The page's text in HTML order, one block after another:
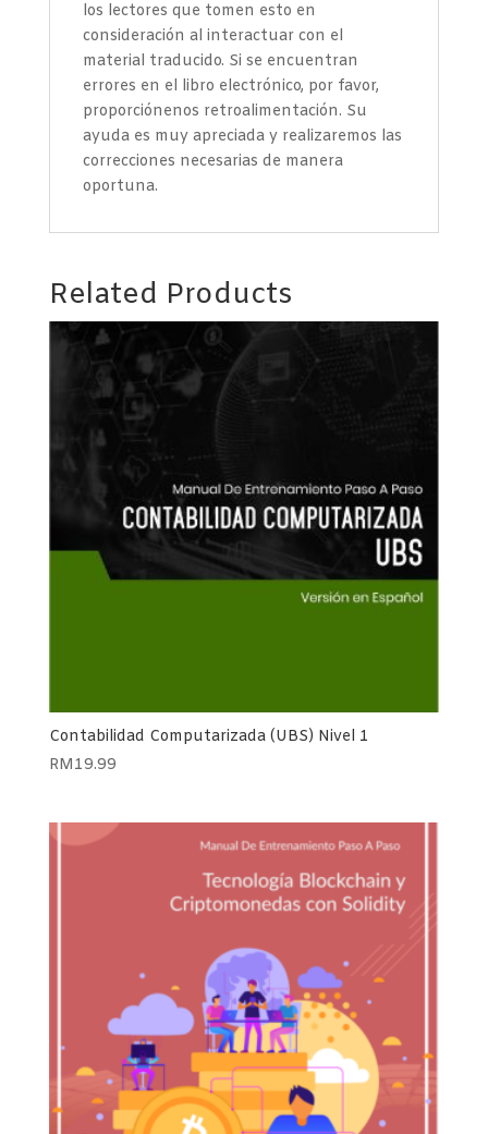
los lectores que tomen esto en
consideración al interactuar con el
material traducido. Si se encuentran
errores en el libro electrónico, por favor,
proporciónenos retroalimentación. Su
ayuda es muy apreciada y realizaremos las
correcciones necesarias de manera
oportuna.
Related Products
Contabilidad Computarizada (UBS) Nivel 1
RM19.99